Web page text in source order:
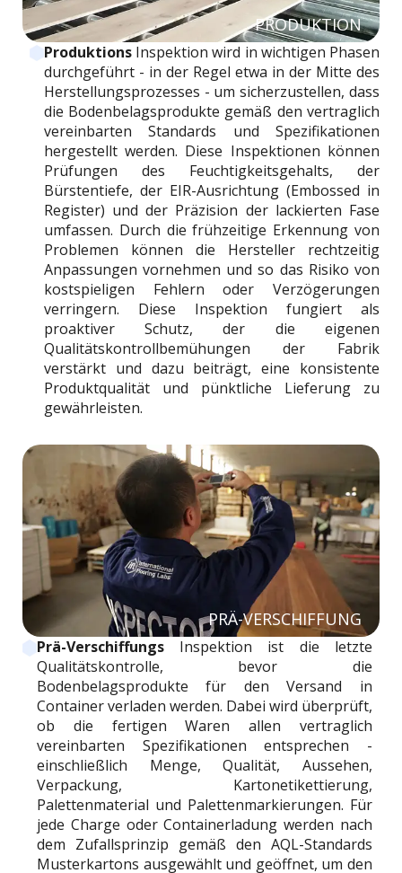
PRODUKTION
Produktions Inspektion wird in wichtigen Phasen
durchgeführt - in der Regel etwa in der Mitte des
Herstellungsprozesses - um sicherzustellen, dass
die Bodenbelagsprodukte gemäß den vertraglich
vereinbarten Standards und Spezifikationen
hergestellt werden. Diese Inspektionen können
Prüfungen des Feuchtigkeitsgehalts, der
Bürstentiefe, der EIR-Ausrichtung (Embossed in
Register) und der Präzision der lackierten Fase
umfassen. Durch die frühzeitige Erkennung von
Problemen können die Hersteller rechtzeitig
Anpassungen vornehmen und so das Risiko von
kostspieligen Fehlern oder Verzögerungen
verringern. Diese Inspektion fungiert als
proaktiver Schutz, der die eigenen
Qualitätskontrollbemühungen der Fabrik
verstärkt und dazu beiträgt, eine konsistente
Produktqualität und pünktliche Lieferung zu
gewährleisten.
PRÄ-VERSCHIFFUNG
Prä-VerschiffungsInspektion ist die letzte
Qualitätskontrolle, bevor die
Bodenbelagsprodukte für den Versand in
Container verladen werden. Dabei wird überprüft,
ob die fertigen Waren allen vertraglich
vereinbarten Spezifikationen entsprechen -
einschließlich Menge, Qualität, Aussehen,
Verpackung, Kartonetikettierung,
Palettenmaterial und Palettenmarkierungen. Für
jede Charge oder Containerladung werden nach
dem Zufallsprinzip gemäß den AQL-Standards
Musterkartons ausgewählt und geöffnet, um den